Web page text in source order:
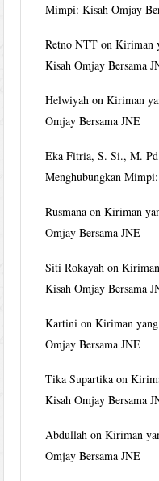
Mimpi: Kisah Omjay
Retno NTT onKiriman
Kisah Omjay Bersama
Helwiyah onKiriman
Omjay Bersama JNE
Eka Fitria, S. Si., M. Pd
Menghubungkan
Rusmana onKiriman
Omjay Bersama JNE
Siti Rokayah on
Kisah Omjay Bersama
Kartini onKiriman
Omjay Bersama JNE
Tika Supartika on
Kisah Omjay Bersama
Abdullah onKiriman
Omjay Bersama JNE